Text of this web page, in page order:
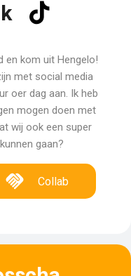
en kom uit Hengelo!
met social media
oer dag aan. Ik heb
mogen doen met
wij ook een super
gaan?
Collab